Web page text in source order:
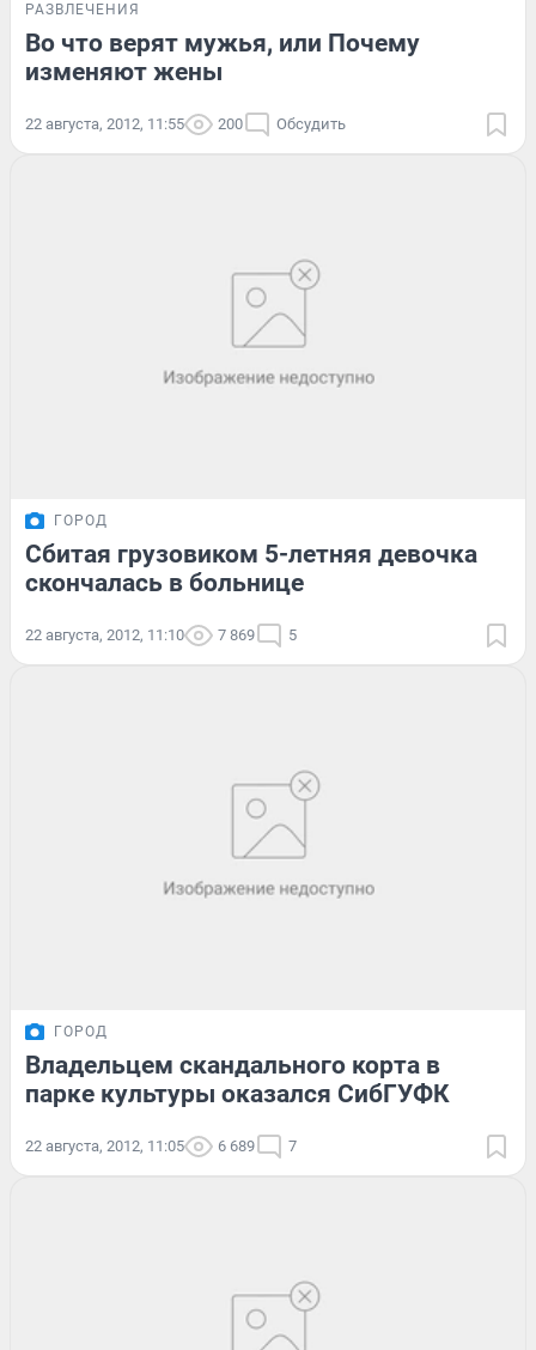
РАЗВЛЕЧЕНИЯ
Во что верят мужья, или Почему
изменяют жены
22 августа, 2012, 11:55 200 Обсудить
ГОРОД
Сбитая грузовиком 5-летняя девочка
скончалась в больнице
22 августа, 2012, 11:10 7 869 5
ГОРОД
Владельцем скандального корта в
парке культуры оказался СибГУФК
22 августа, 2012, 11:05 6 689 7